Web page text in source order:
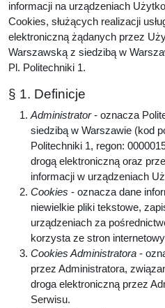
informacji na urządzeniach
Cookies, służących realizacji
elektroniczną żądanych przez
Warszawską z siedzibą w
Pl. Politechniki 1.
§ 1. Definicje
Administrator- oznacza
siedzibą w Warszawie (kod
Politechniki 1, regon:
drogą elektroniczną oraz
informacji w urządzeniach
Cookies - oznacza dane
niewielkie pliki tekstowe,
urządzeniach za
korzysta ze stron
Cookies Administratora -
przez Administratora,
droga elektroniczną przez
Serwisu.